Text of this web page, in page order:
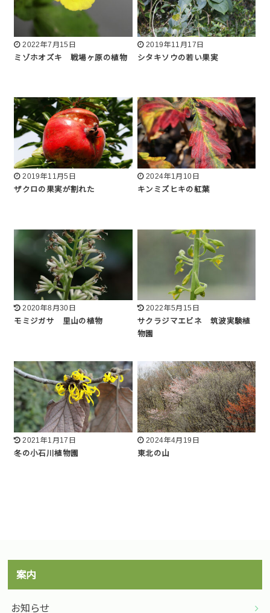
2022年7月15日
ミゾホオズキ 戦場ヶ原の植物
2019年11月17日
シタキソウの若い果実
2019年11月5日
ザクロの果実が割れた
2024年1月10日
キンミズヒキの紅葉
2020年8月30日
モミジガサ 里山の植物
2022年5月15日
サクラジマエビネ 筑波実験植
物園
2021年1月17日
冬の小石川植物園
2024年4月19日
東北の山
案内
お知らせ